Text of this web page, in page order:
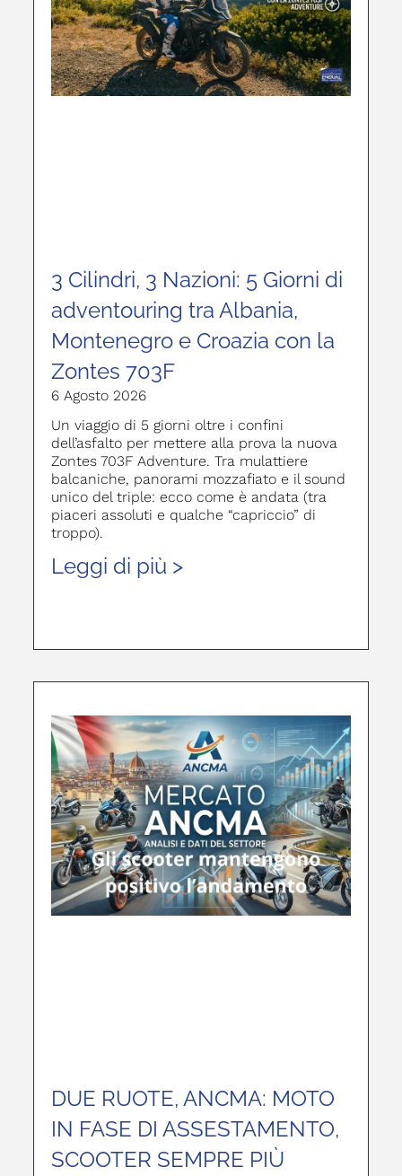
3 Cilindri, 3 Nazioni: 5 Giorni di
adventouring tra Albania,
Montenegro e Croazia con la
Zontes 703F
6 Agosto 2026
Un viaggio di 5 giorni oltre i confini
dell’asfalto per mettere alla prova la nuova
Zontes 703F Adventure. Tra mulattiere
balcaniche, panorami mozzafiato e il sound
unico del triple: ecco come è andata (tra
piaceri assoluti e qualche “capriccio” di
troppo).
Leggi di più >
DUE RUOTE, ANCMA: MOTO
IN FASE DI ASSESTAMENTO,
SCOOTER SEMPRE PIÙ